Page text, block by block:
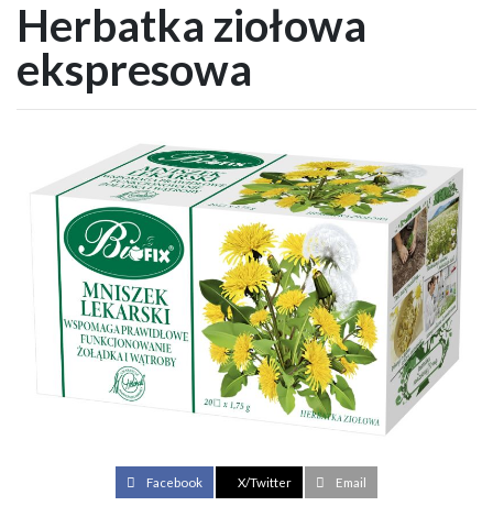
Herbatka ziołowa
ekspresowa
Facebook X/Twitter Email